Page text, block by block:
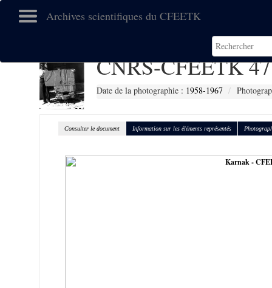
Archives scientifiques du CFEETK
CNRS-CFEETK
Date de la photographie : 1958-1967
Consulter le document Information sur les éléments représentés